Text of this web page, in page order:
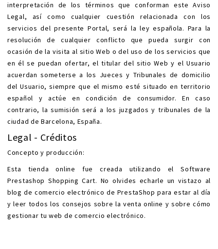
interpretación de los términos que conforman este Aviso
Legal, así como cualquier cuestión relacionada con los
servicios del presente Portal, será la ley española. Para la
resolución de cualquier conflicto que pueda surgir con
ocasión de la visita al sitio Web o del uso de los servicios que
en él se puedan ofertar, el titular del sitio Web y el Usuario
acuerdan someterse a los Jueces y Tribunales de domicilio
del Usuario, siempre que el mismo esté situado en territorio
español y actúe en condición de consumidor. En caso
contrario, la sumisión será a los juzgados y tribunales de la
ciudad de Barcelona, España.
Legal - Créditos
Concepto y producción:
Esta tienda online fue creada utilizando elSoftware
Prestashop Shopping Cart. No olvides echarle un vistazo al
blog de comercio electrónico de PrestaShop para estar al día
y leer todos los consejos sobre la venta online y sobre cómo
gestionar tu web de comercio electrónico.